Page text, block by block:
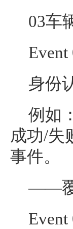
03车
Event
身份
例如
成功/失
事件。
——覆
Event